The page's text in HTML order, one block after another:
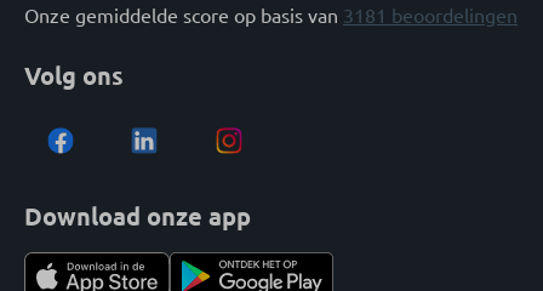
Onze gemiddelde score op basis van 3181 beoordelingen
Volg ons
Download onze app